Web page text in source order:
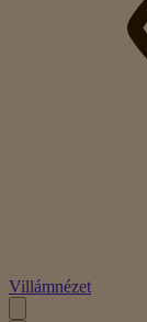
Villámnézet